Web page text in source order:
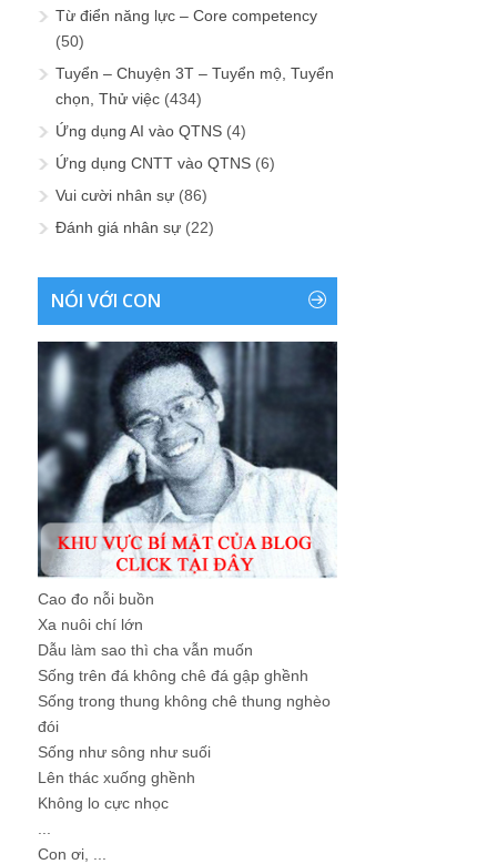
Từ điển năng lực – Core competency
(50)
Tuyển – Chuyện 3T – Tuyển mộ, Tuyển
chọn, Thử việc (434)
Ứng dụng AI vào QTNS (4)
Ứng dụng CNTT vào QTNS (6)
Vui cười nhân sự (86)
Đánh giá nhân sự (22)
NÓI VỚI CON
Cao đo nỗi buồn
Xa nuôi chí lớn
Dẫu làm sao thì cha vẫn muốn
Sống trên đá không chê đá gập ghềnh
Sống trong thung không chê thung nghèo
đói
Sống như sông như suối
Lên thác xuống ghềnh
Không lo cực nhọc
Con ơi, ...